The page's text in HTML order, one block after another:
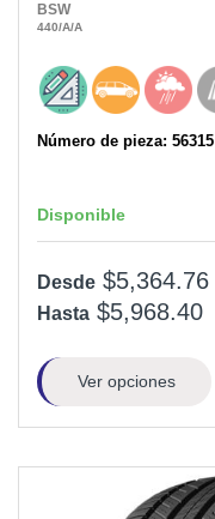
BSW
440/A/A
Número de pieza: 56315
Disponible
Desde $5,364.76
Hasta $5,968.40
Ver opciones